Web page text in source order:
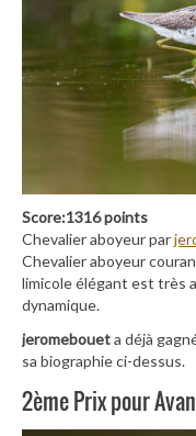
Score:1316 points
Chevalier aboyeur par
Chevalier aboyeur
limicole élégant est très
dynamique.
jeromeboueta déjà
sa biographie ci-dessus.
2ème Prix pour